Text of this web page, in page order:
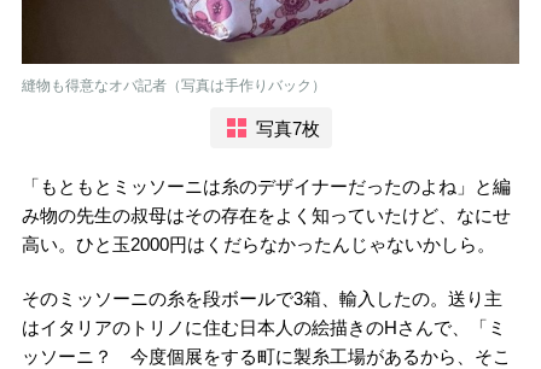
縫物も得意なオバ記者（写真は手作りバック）
写真7枚
「もともとミッソーニは糸のデザイナーだったのよね」と編
み物の先生の叔母はその存在をよく知っていたけど、なにせ
高い。ひと玉2000円はくだらなかったんじゃないかしら。
そのミッソーニの糸を段ボールで3箱、輸入したの。送り主
はイタリアのトリノに住む日本人の絵描きのHさんで、「ミ
ッソーニ？ 今度個展をする町に製糸工場があるから、そこ